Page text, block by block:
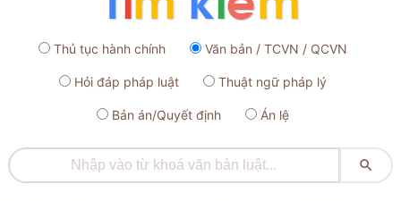
Thủ tục hành chính Văn bản / TCVN / QCVN
Hỏi đáp pháp luật Thuật ngữ pháp lý
Bản án/Quyết định Án lệ
